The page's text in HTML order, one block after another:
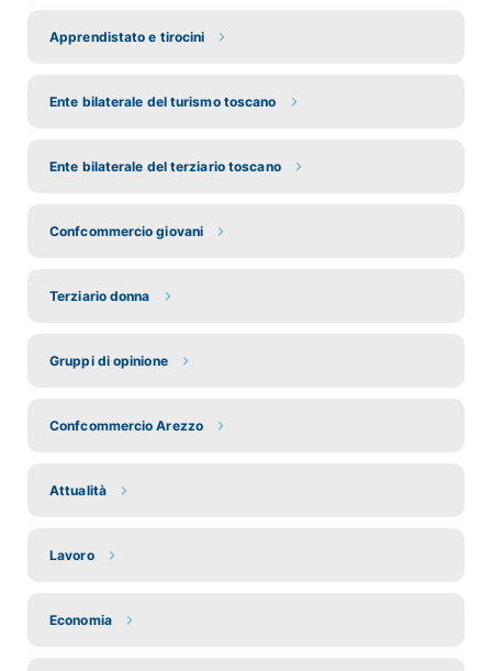
Apprendistato e tirocini
Ente bilaterale del turismo toscano
Ente bilaterale del terziario toscano
Confcommercio giovani
Terziario donna
Gruppi di opinione
Confcommercio Arezzo
Attualità
Lavoro
Economia